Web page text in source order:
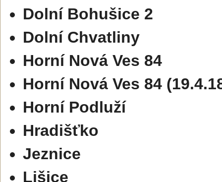
Dolní Bohušice 2
Dolní Chvatliny
Horní Nová Ves 84
Horní Nová Ves 84
Horní Podluží
Hradišťko
Jeznice
Lišice